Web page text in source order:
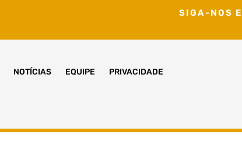
SIGA-NOS
NOTÍCIAS EQUIPE PRIVACIDADE